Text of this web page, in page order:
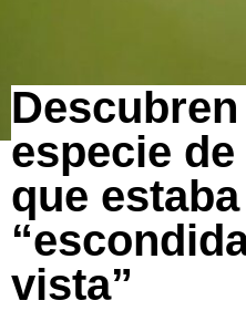
especie
que estaba
vista”